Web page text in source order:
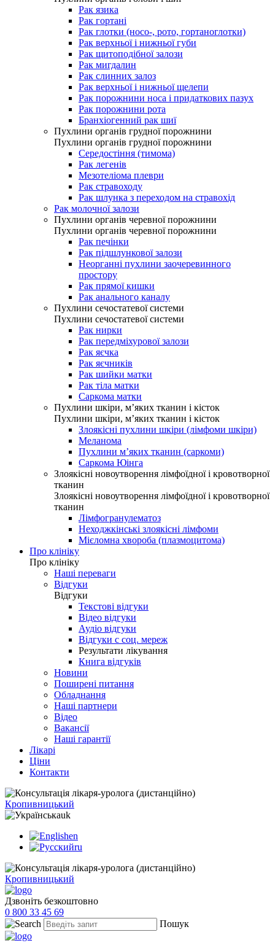
Рак язика
Рак гортані
Рак глотки (носо-, рото, гортаноглотки)
Рак верхньої і нижньої губи
Рак щитоподібної залози
Рак мигдалин
Рак слинних залоз
Рак верхньої і нижньої щелепи
Рак порожнини носа і придаткових пазух
Рак порожнини рота
Бранхіогенний рак шиї
Пухлини органів грудної порожнини
Пухлини органів грудної порожнини
Середостіння (тимома)
Рак легенів
Мезотеліома плеври
Рак стравоходу
Рак шлунка з переходом на стравохід
Рак молочної залози
Пухлини органів черевної порожнини
Пухлини органів черевної порожнини
Рак печінки
Рак підшлункової залози
Неорганні пухлини заочеревинного
простору
Рак прямої кишки
Рак анального каналу
Пухлини сечостатевої системи
Пухлини сечостатевої системи
Рак нирки
Рак передміхурової залози
Рак яєчка
Рак яєчників
Рак шийки матки
Рак тіла матки
Саркома матки
Пухлини шкіри, м’яких тканин і кісток
Пухлини шкіри, м’яких тканин і кісток
Злоякісні пухлини шкіри (лімфоми шкіри)
Меланома
Пухлини м’яких тканин (саркоми)
Саркома Юінга
Злоякісні новоутворення лімфоїдної і кровотворної
тканин
Злоякісні новоутворення лімфоїдної і кровотворної
тканин
Лімфогранулематоз
Неходжкінські злоякісні лімфоми
Мієломна хвороба (плазмоцитома)
Про клініку
Про клініку
Наші переваги
Відгуки
Відгуки
Текстові відгуки
Відео відгуки
Аудіо відгуки
Відгуки с соц. мереж
Результати лікування
Книга відгуків
Новини
Поширені питання
Обладнання
Наші партнери
Відео
Вакансії
Наші гарантії
Лікарі
Ціни
Контакти
Кропивницький
uk
en
ru
Кропивницький
Дзвоніть безкоштовно
0 800 33 45 69
Пошук